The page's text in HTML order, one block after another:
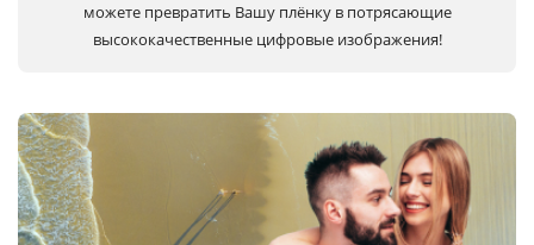
можете превратить Вашу плёнку в потрясающие
высококачественные цифровые изображения!